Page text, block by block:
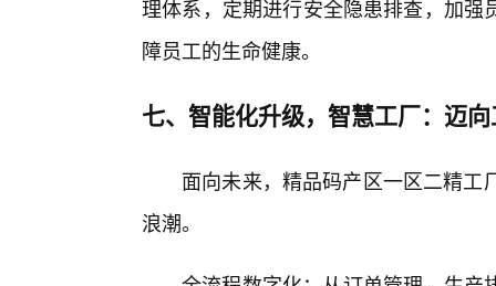
理体系，定期进行安全隐患排查，加
障员工的生命健康。
七、智能化升级，智慧工厂：迈
面向未来，精品码产区一区二精工
浪潮。